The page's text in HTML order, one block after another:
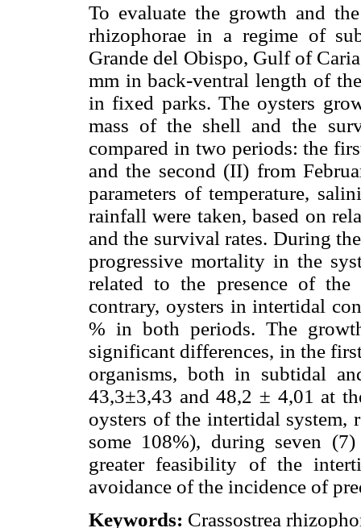
To evaluate the growth and
rhizophorae in a regime of
Grande del Obispo, Gulf of
mm in back-ventral length of
in fixed parks. The oysters
mass of the shell and the
compared in two periods: the
and the second (II) from
parameters of temperature,
rainfall were taken, based on
and the survival rates. During
progressive mortality in the
related to the presence of
contrary, oysters in intertidal
% in both periods. The
significant differences, in the
organisms, both in subtidal
43,3±3,43 and 48,2 ± 4,01 at
oysters of the intertidal system,
some 108%), during seven
greater feasibility of the
avoidance of the incidence of
Keywords: Crassostrea